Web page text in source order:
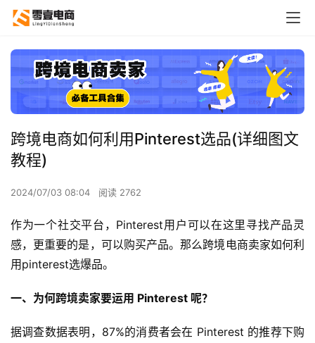
跨境电商如何利用Pinterest选品(详细图文
教程)
2024/07/03 08:04 阅读 2762
作为一个社交平台，Pinterest用户可以在这里寻找产品灵
感，更重要的是，可以购买产品。那么跨境电商卖家如何利
用pinterest选爆品。
一、为何跨境卖家要运用 Pinterest 呢？
据调查数据表明，87%的消费者会在 Pinterest 的推荐下购